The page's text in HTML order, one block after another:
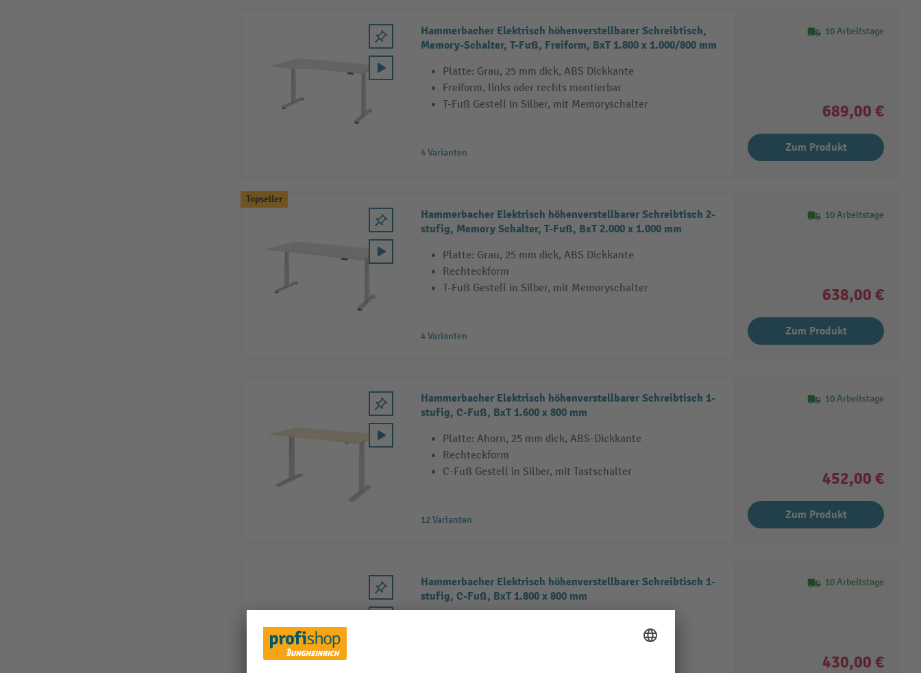
Hammerbacher Elektrisch höhenverstellbarer Schreibtisch,
Memory-Schalter, T-Fuß, Freiform, BxT 1.800 x 1.000/800 mm
Platte: Grau, 25 mm dick, ABS Dickkante
Freiform, links oder rechts montierbar
T-Fuß Gestell in Silber, mit Memoryschalter
4 Varianten
10 Arbeitstage
689,00 €
Zum Produkt
Topseller
Hammerbacher Elektrisch höhenverstellbarer Schreibtisch 2-
stufig, Memory Schalter, T-Fuß, BxT 2.000 x 1.000 mm
Platte: Grau, 25 mm dick, ABS Dickkante
Rechteckform
T-Fuß Gestell in Silber, mit Memoryschalter
4 Varianten
10 Arbeitstage
638,00 €
Zum Produkt
Hammerbacher Elektrisch höhenverstellbarer Schreibtisch 1-
stufig, C-Fuß, BxT 1.600 x 800 mm
Platte: Ahorn, 25 mm dick, ABS-Dickkante
Rechteckform
C-Fuß Gestell in Silber, mit Tastschalter
12 Varianten
10 Arbeitstage
452,00 €
Zum Produkt
Hammerbacher Elektrisch höhenverstellbarer Schreibtisch 1-
stufig, C-Fuß, BxT 1.800 x 800 mm
10 Arbeitstage
430,00 €